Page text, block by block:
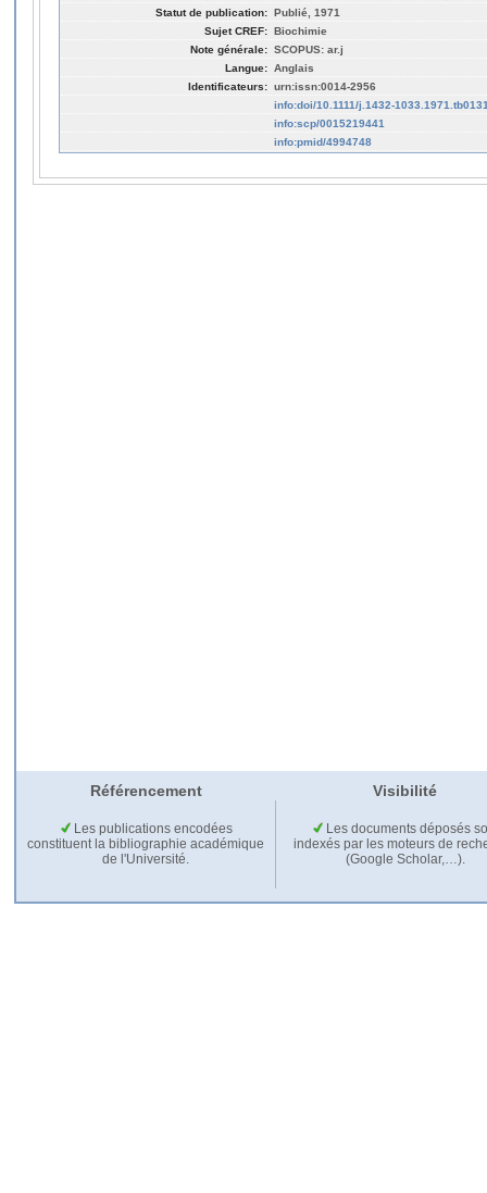
Statut de publication: Publié, 1971
Sujet CREF: Biochimie
Note générale: SCOPUS: ar.j
Langue: Anglais
Identificateurs: urn:issn:0014-2956
info:doi/10.1111/j.1432-
info:scp/0015219441
info:pmid/4994748
Référencement Visibilité
Les publications encodées
constituent la bibliographie académique
de l'Université.
Les documents déposés
indexés par les moteurs de
(Google Scholar,…).